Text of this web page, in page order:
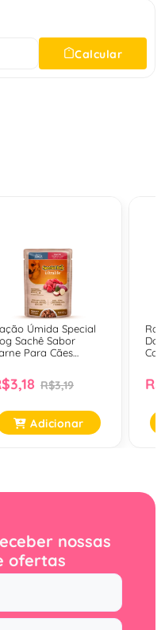
Calcular
Úmida Special
Sachê Sabor
Para Cães
R$3,19
Adicionar
nossas
ofertas